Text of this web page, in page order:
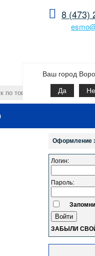
8 (473)
Ваш город
Да
Оформление
Логин:
Пароль:
ЗАБЫЛИ